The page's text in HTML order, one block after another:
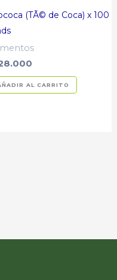
(TÃ© de Coca) x 100
AL CARRITO